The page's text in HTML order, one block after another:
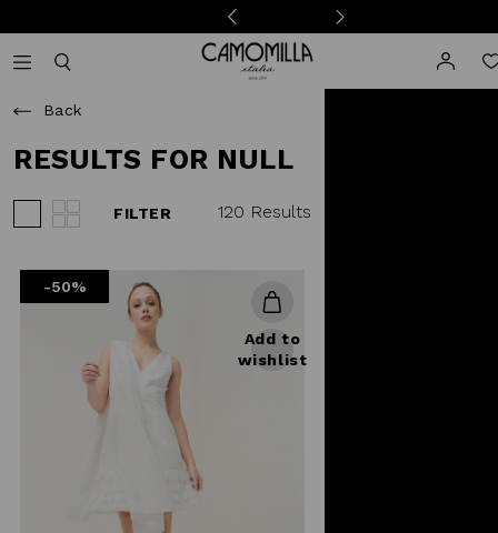
Camomilla Italia®
Back
RESULTS FOR NULL
FILTER 120 Results
-50%
Add to
wishlist